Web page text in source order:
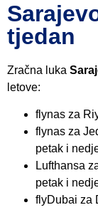
tjedan
Zračna luka
letove:
flynas za
flynas za
petak i
Lufthansa
petak i
flyDubai za